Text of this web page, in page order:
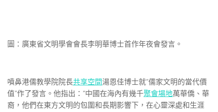
圖：廣東省文明學會會長李明華博士首作年夜會發言。
噴鼻港儒教學院院長共享空間湯恩佳博士就“儒家文明的當代價
值”作了發言。他指出：“中國在海內有幾千聚會場地萬華僑、華
裔，他們在東方文明的包圍和長期影響下，在心靈深處和生涯